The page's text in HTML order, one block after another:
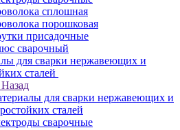
сплошная
порошковая
присадочные
сварочный
для сварки нержавеющих и
сталей
Назад
для сварки нержавеющих и
сталей
сварочные